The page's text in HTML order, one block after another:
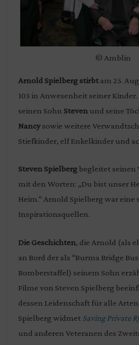
© Amblin
Arnold Spielberg stirbtam 25.
103 in Anwesenheit seiner
seinen Sohn Steven und seine
Nancy sowie weitere
Stiefkinder, elf Enkelkinder und
Steven Spielberg begleitet seinen
mit den Worten: „Du bist unser
Heim.“ Arnold Spielberg war
Inspirationsquellen.
Die Geschichten, die Arnold (als
an Bord der als “Burma Bridge
Bomberstaffel) seinem Sohn
Filme von Steven Spielberg
dessen Leidenschaft für alle
Spielberg widmet Saving Private
und anderen Veteranen des